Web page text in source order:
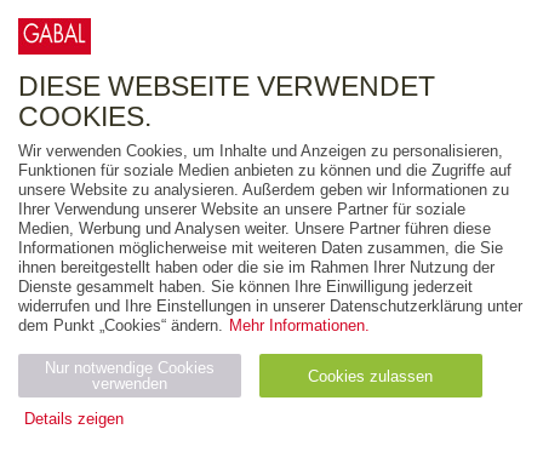
FREITEXT
AUSGABEART
AUS DER REIHE
ZUM THEMA
Neuerscheinung
Bestseller
PREIS
DIESE WEBSEITE VERWENDET
COOKIES.
Wir verwenden Cookies, um Inhalte und Anzeigen zu personalisieren,
Funktionen für soziale Medien anbieten zu können und die Zugriffe auf
unsere Website zu analysieren. Außerdem geben wir Informationen zu
Ihrer Verwendung unserer Website an unsere Partner für soziale
Medien, Werbung und Analysen weiter. Unsere Partner führen diese
Informationen möglicherweise mit weiteren Daten zusammen, die Sie
ihnen bereitgestellt haben oder die sie im Rahmen Ihrer Nutzung der
Dienste gesammelt haben. Sie können Ihre Einwilligung jederzeit
widerrufen und Ihre Einstellungen in unserer Datenschutzerklärung unter
dem Punkt „Cookies“ ändern. Mehr Informationen.
Nur notwendige Cookies
verwenden
Cookies zulassen
Details zeigen